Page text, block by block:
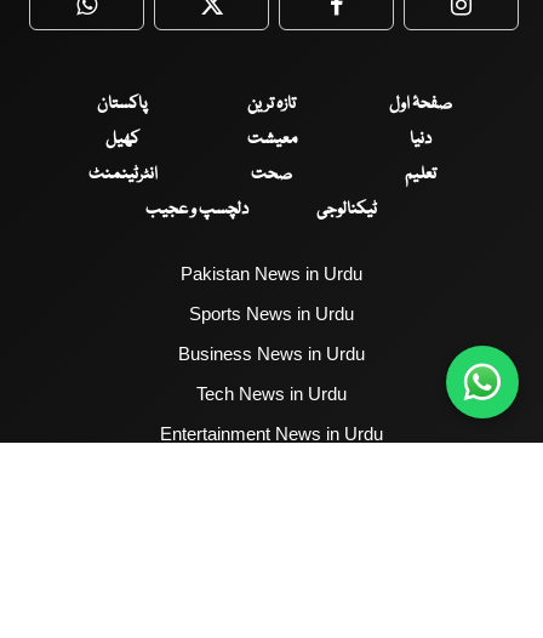
WhatsApp Twitter Facebook
صفحۂ اول تازہ ترین
پاکستان
دنیا
معیشت
کھیل
تعلیم
صحت
انٹرٹینمنٹ
ٹیکنالوجی
دلچسپ و عجیب
Pakistan News in Urdu
Sports News in Urdu
Business News in Urdu
Tech News in Urdu
Entertainment News in Urdu